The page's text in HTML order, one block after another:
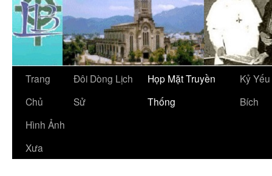
Trang
Chủ
Đôi Dòng Lịch
Sử
Họp Mặt Truyền
Thống
Kỷ
Bích
Hình Ảnh
Xưa